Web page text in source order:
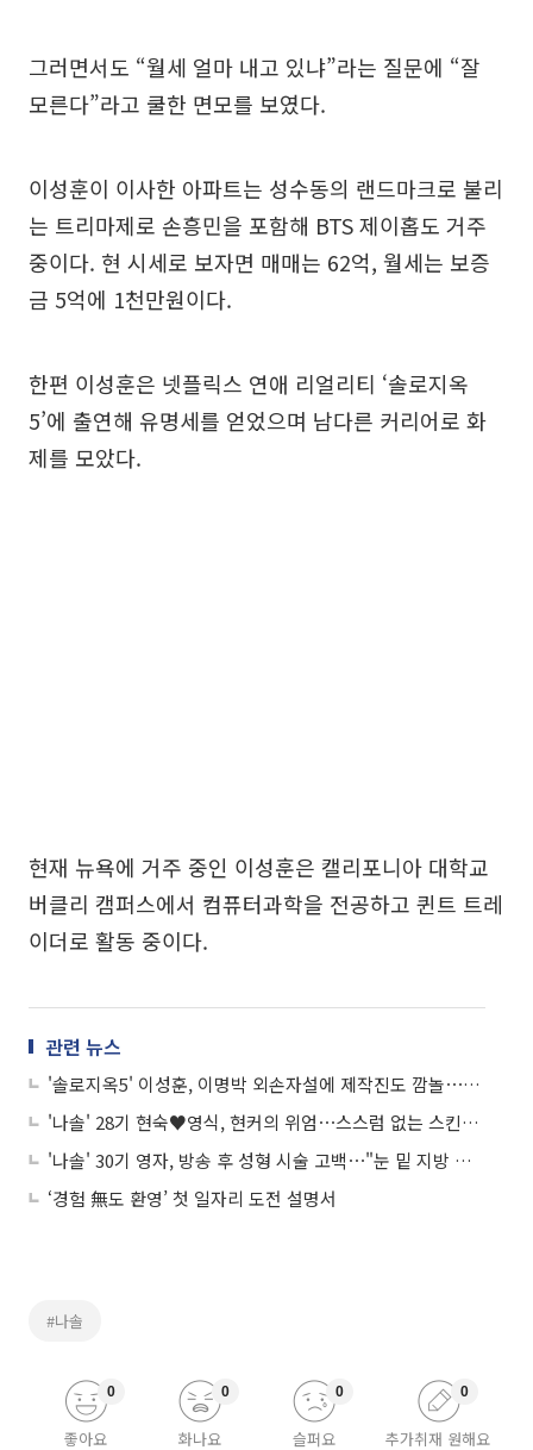
그러면서도 “월세 얼마 내고 있냐”라는 질문에 “잘
모른다”라고 쿨한 면모를 보였다.
이성훈이 이사한 아파트는 성수동의 랜드마크로 불리
는 트리마제로 손흥민을 포함해 BTS 제이홉도 거주
중이다. 현 시세로 보자면 매매는 62억, 월세는 보증
금 5억에 1천만원이다.
한편 이성훈은 넷플릭스 연애 리얼리티 ‘솔로지옥
5’에 출연해 유명세를 얻었으며 남다른 커리어로 화
제를 모았다.
현재 뉴욕에 거주 중인 이성훈은 캘리포니아 대학교
버클리 캠퍼스에서 컴퓨터과학을 전공하고 퀸트 트레
이더로 활동 중이다.
관련 뉴스
'솔로지옥5' 이성훈, 이명박 외손자설에 제작진도 깜놀⋯"닮은 부분 있어, 본인도 당황"
'나솔' 28기 현숙♥영식, 현커의 위엄⋯스스럼 없는 스킨십 "딸도 응원해줘"
'나솔' 30기 영자, 방송 후 성형 시술 고백⋯"눈 밑 지방 재배치했다"
‘경험 無도 환영’ 첫 일자리 도전 설명서
#나솔
좋아요
0
화나요
0
슬퍼요
0
추가취재 원해요
0